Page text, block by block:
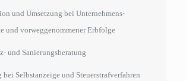
und Umsetzung bei Unternehmens­
und vorweggenommener Erbfolge
und Sanierungsberatung
bei Selbstanzeige und Steuerstrafverfahren